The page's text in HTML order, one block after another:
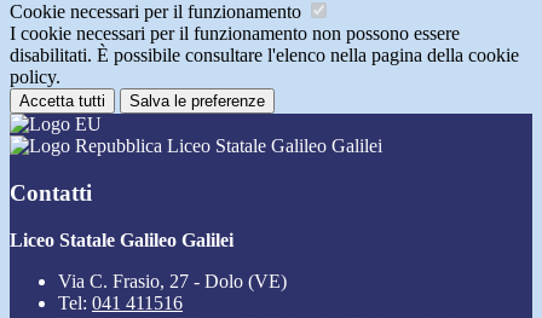
Cookie necessari per il funzionamento
I cookie necessari per il funzionamento non possono essere
disabilitati. È possibile consultare l'elenco nella pagina della cookie
policy.
Accetta tutti Salva le preferenze
Liceo Statale Galileo Galilei
Contatti
Liceo Statale Galileo Galilei
Via C. Frasio, 27 - Dolo (VE)
Tel: 041 411516